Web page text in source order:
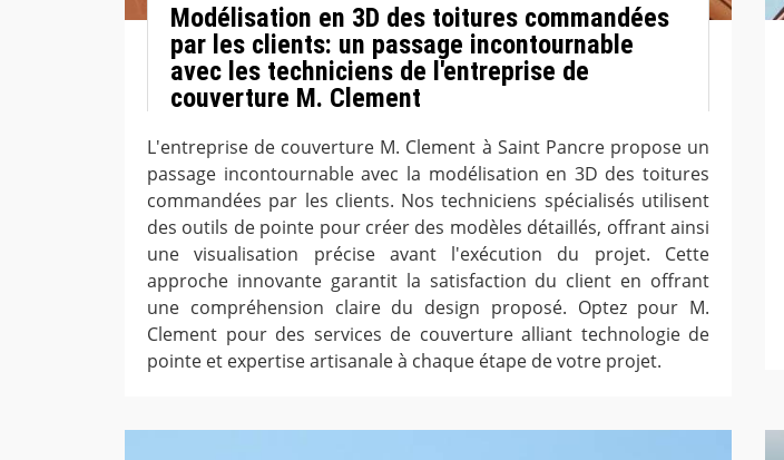
Modélisation en 3D des toitures commandées
par les clients: un passage incontournable
avec les techniciens de l'entreprise de
couverture M. Clement
L'entreprise de couverture M. Clement à Saint Pancre propose un
passage incontournable avec la modélisation en 3D des toitures
commandées par les clients. Nos techniciens spécialisés utilisent
des outils de pointe pour créer des modèles détaillés, offrant ainsi
une visualisation précise avant l'exécution du projet. Cette
approche innovante garantit la satisfaction du client en offrant
une compréhension claire du design proposé. Optez pour M.
Clement pour des services de couverture alliant technologie de
pointe et expertise artisanale à chaque étape de votre projet.